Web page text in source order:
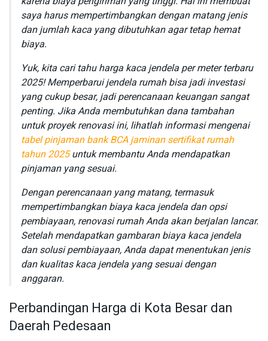
saya harus mempertimbangkan dengan matang jenis
dan jumlah kaca yang dibutuhkan agar tetap hemat
biaya.
Yuk, kita cari tahu harga kaca jendela per meter terbaru
2025! Memperbarui jendela rumah bisa jadi investasi
yang cukup besar, jadi perencanaan keuangan sangat
penting. Jika Anda membutuhkan dana tambahan
untuk proyek renovasi ini, lihatlah informasi mengenai
tabel pinjaman bank BCA jaminan sertifikat rumah
tahun 2025untuk membantu Anda mendapatkan
pinjaman yang sesuai.
Dengan perencanaan yang matang, termasuk
mempertimbangkan biaya kaca jendela dan opsi
pembiayaan, renovasi rumah Anda akan berjalan lancar.
Setelah mendapatkan gambaran biaya kaca jendela
dan solusi pembiayaan, Anda dapat menentukan jenis
dan kualitas kaca jendela yang sesuai dengan
anggaran.
Perbandingan Harga di Kota Besar dan
Daerah Pedesaan